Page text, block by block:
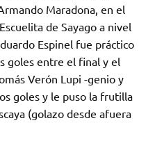
Maradona, en el
de Sayago a nivel
Espinel fue práctico
goles entre el final y el
Verón Lupi -genio y
goles y le puso la frutilla
(golazo desde afuera